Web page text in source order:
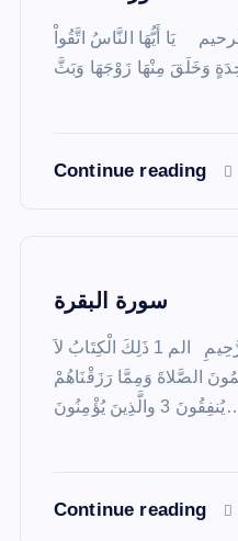
بسم الله الرحمن الرحيم يَا أَيُّهَا النَّاسُ اتَّقُواْ
Continue reading
سورة البقرة
سورة البقرة – سورة 2 – عدد آياتها 286 بِسْمِ اللّهِ الرَّحْمـَنِ الرَّحِيمِ الم 1 ذَلِكَ الْكِتَابُ لاَ
وَيُقِيمُونَ الصَّلاةَ وَمِمَّا رَزَقْنَاهُمْ
يُؤْمِنُونَ…
Continue reading